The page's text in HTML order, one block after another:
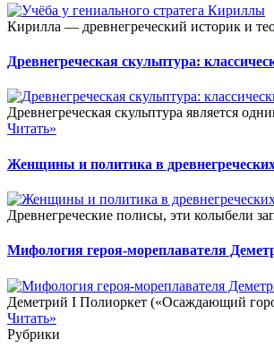
Кирилла — древнегреческий историк и
Древнегреческая скульптура:
Древнегреческая скульптура является
Читать»
Женщины и политика в
Древнегреческие полисы, эти колыбели
Мифология героя-мореплавателя
Деметрий I Полиоркет («Осаждающий
Читать»
Рубрики